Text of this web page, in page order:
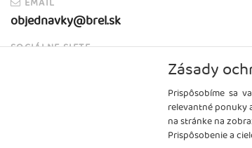
EMAIL
objednavky@brel.sk
SOCIÁLNE SIETE
Zásady
Prispôsobíme sa
relevantné ponuky
na stránke na
Prispôsobenie a